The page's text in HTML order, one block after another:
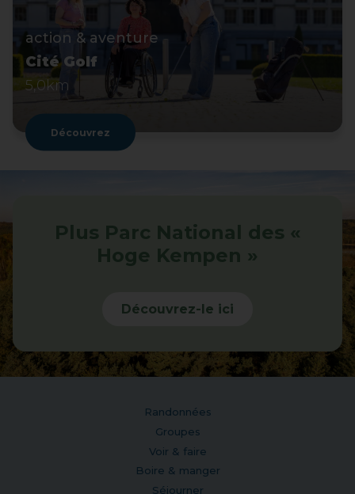
action & aventure
Cité Golf
5,0km
Découvrez
Plus Parc National des «
Hoge Kempen »
Découvrez-le ici
Randonnées
Groupes
Voir & faire
Boire & manger
Séjourner